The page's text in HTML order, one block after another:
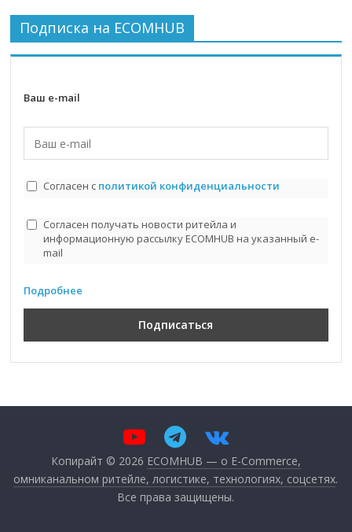
Подписка на ECOMHUB
Ваш e-mail
Согласен с политикой конфиденциальности
Согласен получать новости ритейла и
информационную рассылку ECOMHUB на указанный e-
mail
Подробнее
Копирайт © 2026 ECOMHUB — о E-Commerce,
омниканальном ритейле, логистике, технологиях, соцсетях.
Все права защищены.